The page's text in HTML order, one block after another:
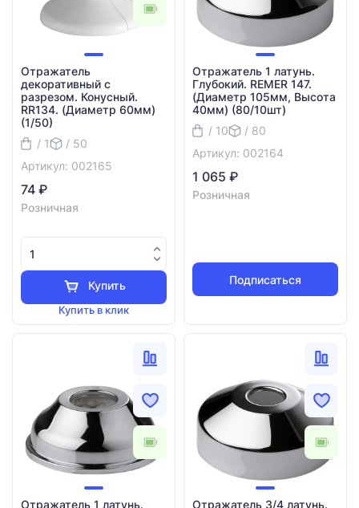
Отражатель
декоративный с
разрезом. Конусный.
RR134. (Диаметр 60мм)
(1/50)
/ 1
/ 50
Артикул: 002165
74 ₽
Розничная
Купить
Купить в клик
Отражатель 1 латунь.
Глубокий. REMER 147.
(Диаметр 105мм, Высота
40мм) (80/10шт)
/ 10
/ 80
Артикул: 002164
1 065 ₽
Розничная
Подписаться
Отражатель 1 латунь. Отражатель 3/4 латунь.